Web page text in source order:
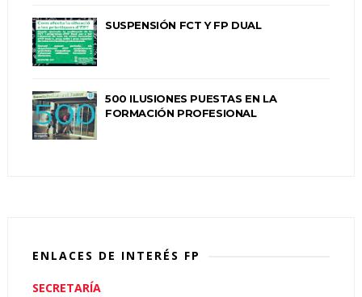
SUSPENSIÓN FCT Y FP DUAL
500 ILUSIONES PUESTAS EN LA
FORMACIÓN PROFESIONAL
ENLACES DE INTERÉS FP
SECRETARÍA